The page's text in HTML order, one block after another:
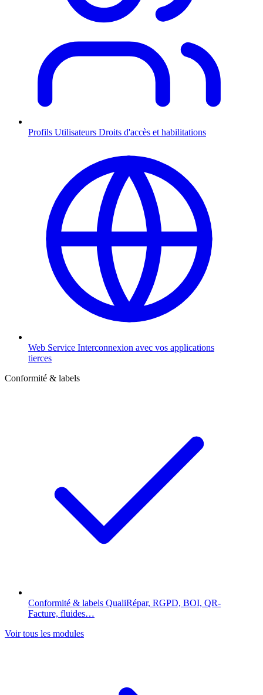
Profils Utilisateurs Droits d'accès et habilitations
Web Service Interconnexion avec vos applications
tierces
Conformité & labels
Conformité & labels QualiRépar, RGPD, BOI, QR-
Facture, fluides…
Voir tous les modules